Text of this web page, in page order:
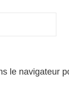
le navigateur